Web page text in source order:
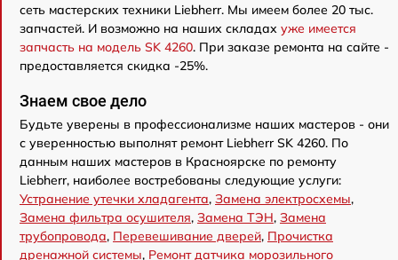
сеть мастерских техники Liebherr. Мы имеем более 20 тыс.
запчастей. И возможно на наших складах уже имеется
запчасть на модель SK 4260. При заказе ремонта на сайте -
предоставляется скидка -25%.
Знаем свое дело
Будьте уверены в профессионализме наших мастеров - они
с уверенностью выполнят ремонт Liebherr SK 4260. По
данным наших мастеров в Красноярске по ремонту
Liebherr, наиболее востребованы следующие услуги:
Устранение утечки хладагента, Замена электросхемы,
Замена фильтра осушителя, Замена ТЭН, Замена
трубопровода, Перевешивание дверей, Прочистка
дренажной системы, Ремонт датчика морозильного